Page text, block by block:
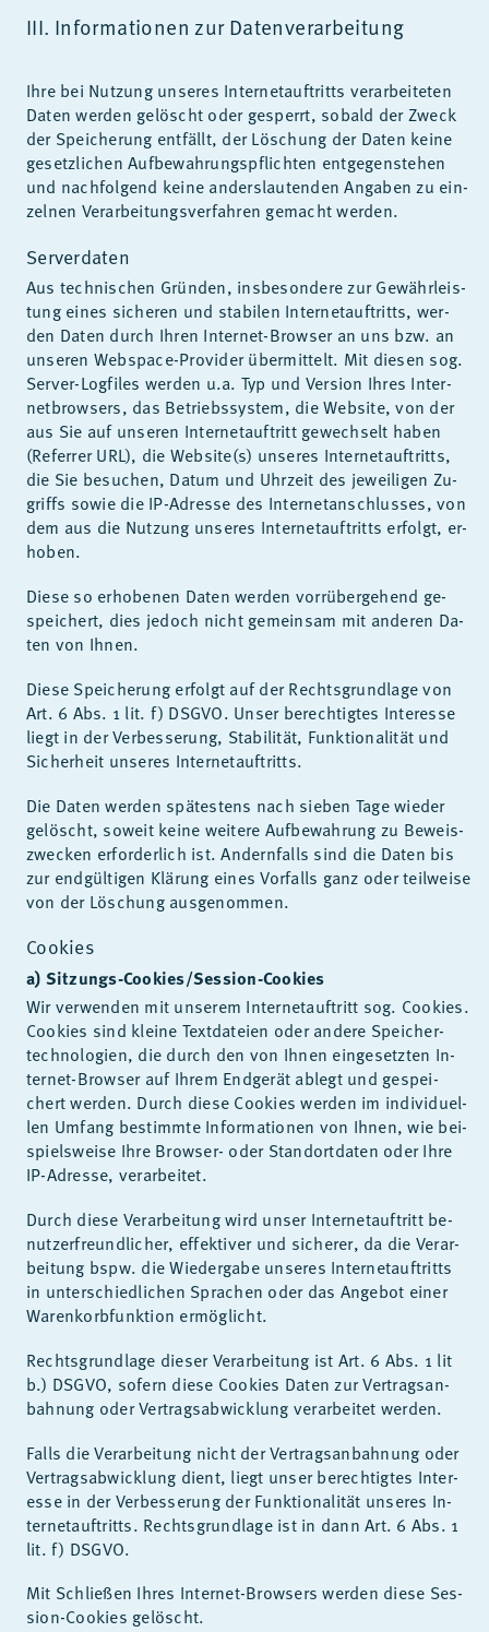
III. In­for­ma­tio­nen zur Da­ten­ver­ar­bei­tung
Ihre bei Nut­zung un­se­res In­ter­net­auf­tritts ver­ar­bei­te­ten
Da­ten wer­den ge­löscht oder ge­sperrt, so­bald der Zweck
der Spei­che­rung ent­fällt, der Lö­schung der Da­ten kei­ne
ge­setz­li­chen Auf­be­wah­rungs­pflich­ten ent­ge­gen­ste­hen
und nach­fol­gend kei­ne an­ders­lau­ten­den An­ga­ben zu ein­
zel­nen Ver­ar­bei­tungs­ver­fah­ren ge­macht wer­den.
Serverdaten
Aus tech­ni­schen Grün­den, ins­be­son­de­re zur Ge­währ­leis­
tung ei­nes si­che­ren und sta­bi­len In­ter­net­auf­tritts, wer­
den Da­ten durch Ih­ren In­ter­net-Brow­ser an uns bzw. an
un­se­ren Web­s­pace-Pro­vi­der über­mit­telt. Mit die­sen sog.
Ser­ver-Log­files wer­den u.a. Typ und Ver­si­on Ih­res In­ter­
net­brow­sers, das Be­triebs­sys­tem, die Web­site, von der
aus Sie auf un­se­ren In­ter­net­auf­tritt ge­wech­selt ha­ben
(Re­fer­rer URL), die Web­site(s) un­se­res In­ter­net­auf­tritts,
die Sie be­su­chen, Da­tum und Uhr­zeit des je­wei­li­gen Zu­
griffs so­wie die IP-Adres­se des In­ter­net­an­schlus­ses, von
dem aus die Nut­zung un­se­res In­ter­net­auf­tritts er­folgt, er­
ho­ben.
Die­se so er­ho­be­nen Da­ten wer­den vor­rü­ber­ge­hend ge­
spei­chert, dies je­doch nicht ge­mein­sam mit an­de­ren Da­
ten von Ih­nen.
Die­se Spei­che­rung er­folgt auf der Rechts­grund­la­ge von
Art. 6 Abs. 1 lit. f) DS­GVO. Un­ser be­rech­tig­tes In­ter­es­se
liegt in der Ver­bes­se­rung, Sta­bi­li­tät, Funk­tio­na­li­tät und
Si­cher­heit un­se­res In­ter­net­auf­tritts.
Die Da­ten wer­den spä­tes­tens nach sie­ben Tage wie­der
ge­löscht, so­weit kei­ne wei­te­re Auf­be­wah­rung zu Be­weis­
zwe­cken er­for­der­lich ist. An­dern­falls sind die Da­ten bis
zur end­gül­ti­gen Klä­rung ei­nes Vor­falls ganz oder teil­wei­se
von der Lö­schung aus­ge­nom­men.
Cookies
a) Sitzungs-Cookies/Session-Cookies
Wir ver­wen­den mit un­se­rem In­ter­net­auf­tritt sog. Coo­kies.
Coo­kies sind klei­ne Text­da­tei­en oder an­de­re Spei­cher­
tech­no­lo­gi­en, die durch den von Ih­nen ein­ge­setz­ten In­
ter­net-Brow­ser auf Ih­rem End­ge­rät ab­legt und ge­spei­
chert wer­den. Durch die­se Coo­kies wer­den im in­di­vi­du­el­
len Um­fang be­stimm­te In­for­ma­tio­nen von Ih­nen, wie bei­
spiels­wei­se Ihre Brow­ser- oder Stand­ort­da­ten oder Ihre
IP-Adres­se, ver­ar­bei­tet.
Durch die­se Ver­ar­bei­tung wird un­ser In­ter­net­auf­tritt be­
nut­zer­freund­li­cher, ef­fek­ti­ver und si­che­rer, da die Ver­ar­
bei­tung bspw. die Wie­der­ga­be un­se­res In­ter­net­auf­tritts
in un­ter­schied­li­chen Spra­chen oder das An­ge­bot ei­ner
Wa­ren­korb­funk­ti­on er­mög­licht.
Rechts­grund­la­ge die­ser Ver­ar­bei­tung ist Art. 6 Abs. 1 lit
b.) DS­GVO, so­fern die­se Coo­kies Da­ten zur Ver­trags­an­
bah­nung oder Ver­trags­ab­wick­lung ver­ar­bei­tet wer­den.
Falls die Ver­ar­bei­tung nicht der Ver­trags­an­bah­nung oder
Ver­trags­ab­wick­lung dient, liegt un­ser be­rech­tig­tes In­ter­
es­se in der Ver­bes­se­rung der Funk­tio­na­li­tät un­se­res In­
ter­net­auf­tritts. Rechts­grund­la­ge ist in dann Art. 6 Abs. 1
lit. f) DS­GVO.
Mit Schlie­ßen Ih­res In­ter­net-Brow­sers wer­den die­se Ses­
si­on-Coo­kies ge­löscht.